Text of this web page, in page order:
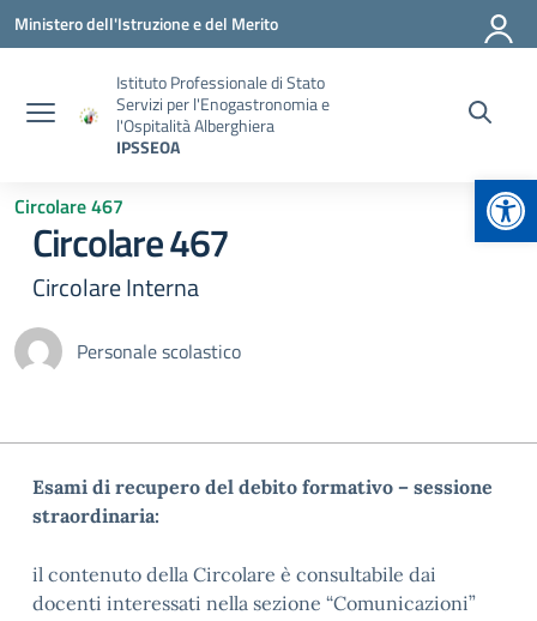
Vai ai contenuti
Vai al menu di navigazione
Vai al footer
Ministero dell'Istruzione e del Merito
Istituto Professionale di Stato
Servizi per l'Enogastronomia e
l'Ospitalità Alberghiera
IPSSEOA
Circolare 467
Circolare 467
Circolare Interna
Personale scolastico
Esami di recupero del debito formativo – sessione
straordinaria:
il contenuto della Circolare è consultabile dai
docenti interessati nella sezione “Comunicazioni”